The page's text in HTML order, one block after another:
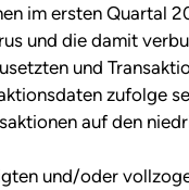
im ersten Quartal
und die damit
und
zufolge
auf den
und/oder